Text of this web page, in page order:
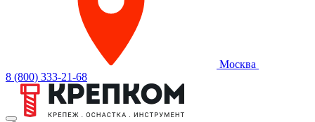
Москва
8 (800) 333-21-68